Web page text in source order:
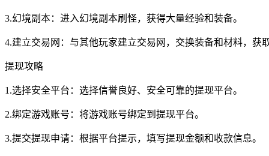
3.幻境副本：进入幻境副本刷怪，获得大量经验和装备。
4.建立交易网：与其他玩家建立交易网，交换装备和材料，获
提现攻略
1.选择安全平台：选择信誉良好、安全可靠的提现平台。
2.绑定游戏账号：将游戏账号绑定到提现平台。
3.提交提现申请：根据平台提示，填写提现金额和收款信息。